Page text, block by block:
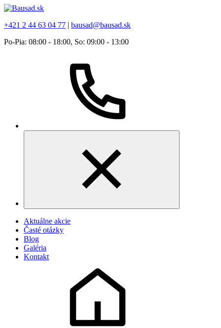
+421 2 44 63 04 77 | bausad@bausad.sk
Po-Pia: 08:00 - 18:00, So: 09:00 - 13:00
Aktuálne akcie
Časté otázky
Blog
Galéria
Kontakt